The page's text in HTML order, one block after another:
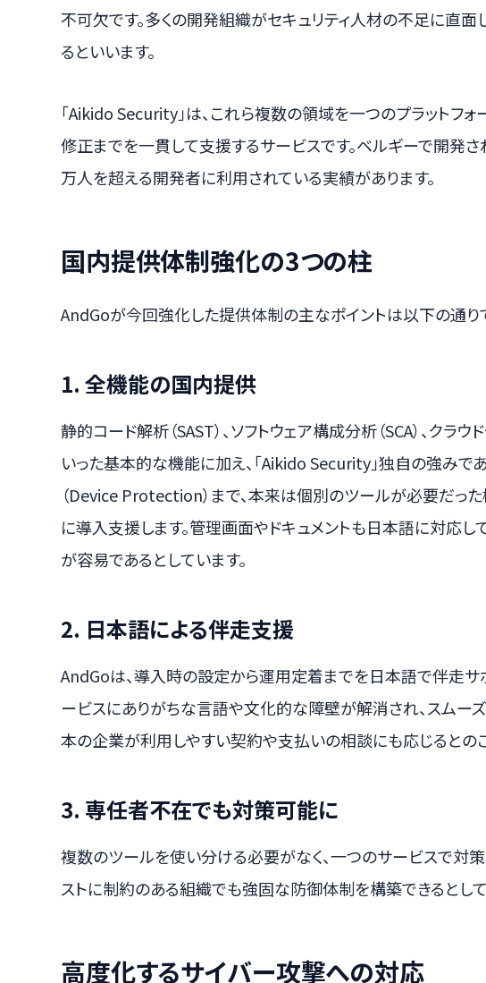
不可欠です。多くの開発組織がセキュリティ人材の不足に直
るといいます。
「Aikido Security」は、これら複数の領域を一つのプラットフ
修正までを一貫して支援するサービスです。ベルギーで開発さ
万人を超える開発者に利用されている実績があります。
国内提供体制強化の3つの柱
AndGoが今回強化した提供体制の主なポイントは以下の通り
1. 全機能の国内提供
静的コード解析（SAST）、ソフトウェア構成分析（SCA）、クラウ
いった基本的な機能に加え、「Aikido Security」独自の強みで
（Device Protection）まで、本来は個別のツールが必要だっ
に導入支援します。管理画面やドキュメントも日本語に対応し
が容易であるとしています。
2. 日本語による伴走支援
AndGoは、導入時の設定から運用定着までを日本語で伴走サ
ービスにありがちな言語や文化的な障壁が解消され、スムー
本の企業が利用しやすい契約や支払いの相談にも応じるとのこ
3. 専任者不在でも対策可能に
複数のツールを使い分ける必要がなく、一つのサービスで対
ストに制約のある組織でも強固な防御体制を構築できるとして
高度化するサイバー攻撃への対応